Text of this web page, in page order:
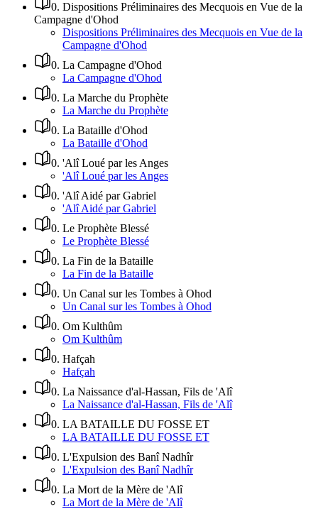
0. Dispositions Préliminaires des Mecquois en Vue de la
Campagne d'Ohod
Dispositions Préliminaires des Mecquois en Vue de la
Campagne d'Ohod
0. La Campagne d'Ohod
La Campagne d'Ohod
0. La Marche du Prophète
La Marche du Prophète
0. La Bataille d'Ohod
La Bataille d'Ohod
0. 'Alî Loué par les Anges
'Alî Loué par les Anges
0. 'Alî Aidé par Gabriel
'Alî Aidé par Gabriel
0. Le Prophète Blessé
Le Prophète Blessé
0. La Fin de la Bataille
La Fin de la Bataille
0. Un Canal sur les Tombes à Ohod
Un Canal sur les Tombes à Ohod
0. Om Kulthûm
Om Kulthûm
0. Hafçah
Hafçah
0. La Naissance d'al-Hassan, Fils de 'Alî
La Naissance d'al-Hassan, Fils de 'Alî
0. LA BATAILLE DU FOSSE ET
LA BATAILLE DU FOSSE ET
0. L'Expulsion des Banî Nadhîr
L'Expulsion des Banî Nadhîr
0. La Mort de la Mère de 'Alî
La Mort de la Mère de 'Alî